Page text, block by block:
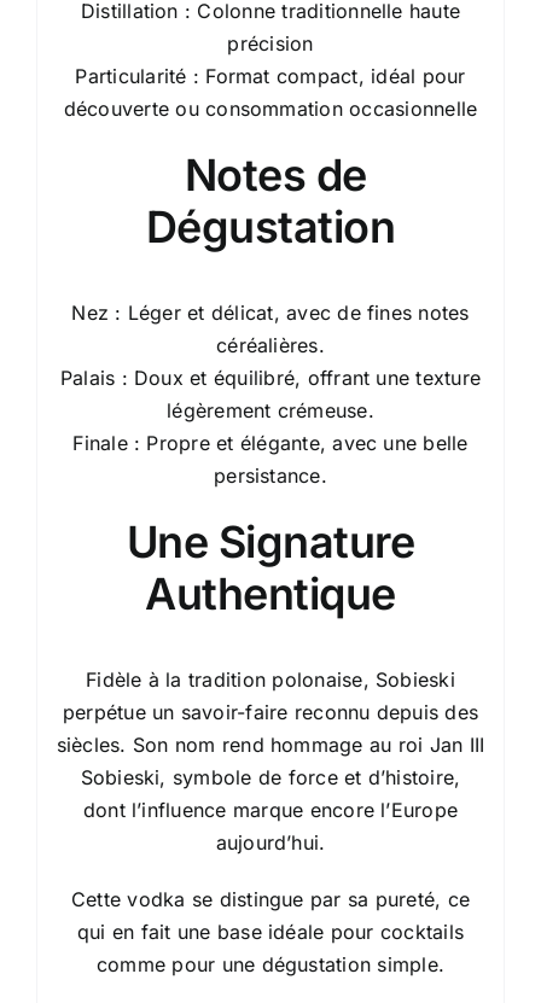
Distillation : Colonne traditionnelle haute
précision
Particularité : Format compact, idéal pour
découverte ou consommation occasionnelle
Notes de
Dégustation
Nez : Léger et délicat, avec de fines notes
céréalières.
Palais : Doux et équilibré, offrant une texture
légèrement crémeuse.
Finale : Propre et élégante, avec une belle
persistance.
Une Signature
Authentique
Fidèle à la tradition polonaise, Sobieski
perpétue un savoir-faire reconnu depuis des
siècles. Son nom rend hommage au roi Jan III
Sobieski, symbole de force et d’histoire,
dont l’influence marque encore l’Europe
aujourd’hui.
Cette vodka se distingue par sa pureté, ce
qui en fait une base idéale pour cocktails
comme pour une dégustation simple.